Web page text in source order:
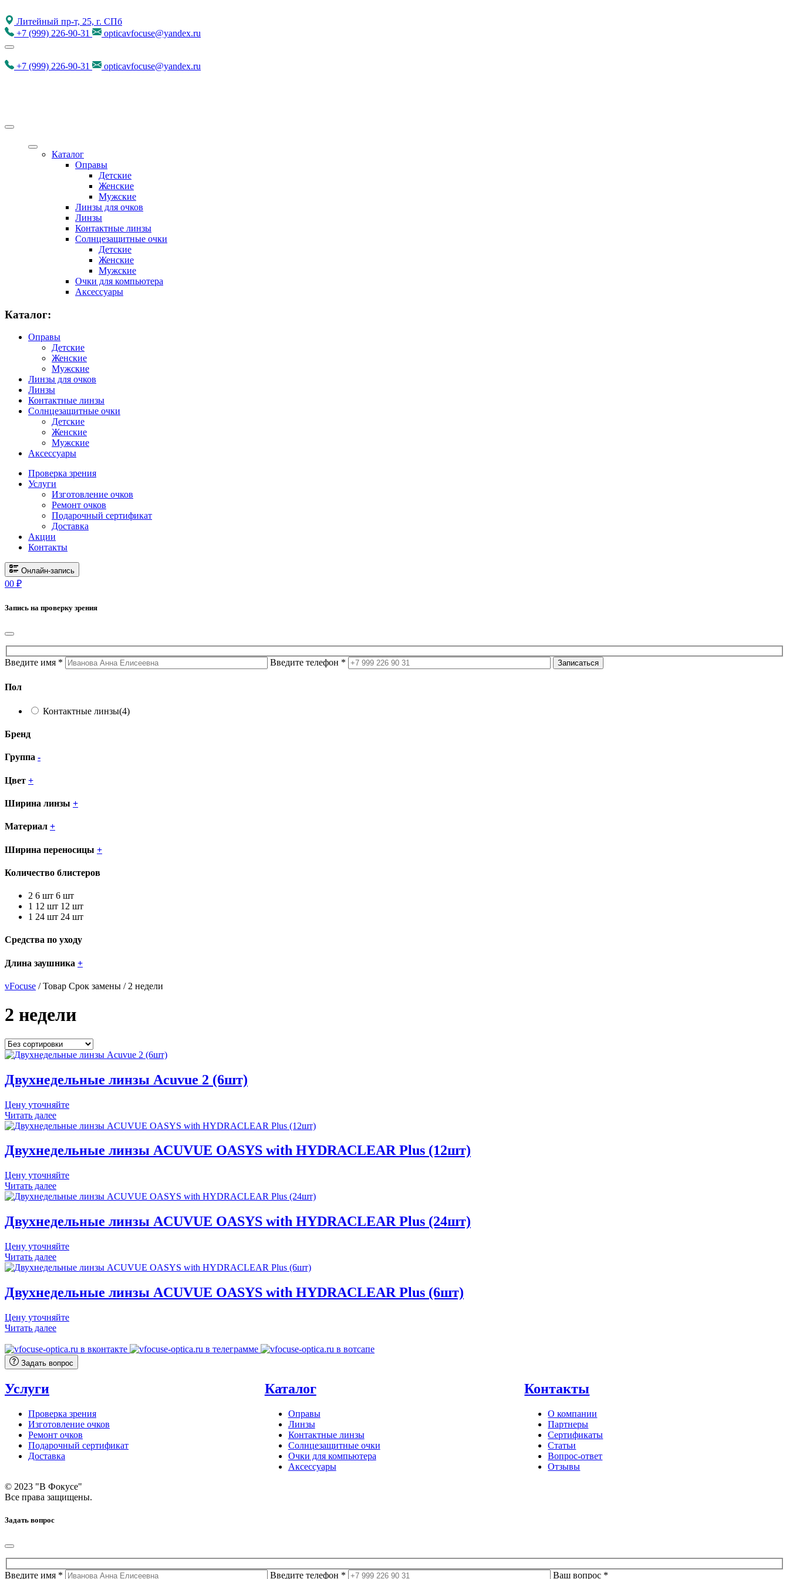
Литейный пр-т, 25, г. СПб
+7 (999) 226-90-31 opticavfocuse@yandex.ru
+7 (999) 226-90-31 opticavfocuse@yandex.ru
Каталог
Оправы
Детские
Женские
Мужские
Линзы для очков
Линзы
Контактные линзы
Солнцезащитные очки
Детские
Женские
Мужские
Очки для компьютера
Аксессуары
Каталог:
Оправы
Детские
Женские
Мужские
Линзы для очков
Линзы
Контактные линзы
Солнцезащитные очки
Детские
Женские
Мужские
Аксессуары
Проверка зрения
Услуги
Изготовление очков
Ремонт очков
Подарочный сертификат
Доставка
Акции
Контакты
Онлайн-запись
00 ₽
Запись на проверку зрения
Введите имя * Введите телефон * Записаться
Пол
Контактные линзы(4)
Бренд
Группа -
Цвет +
Ширина линзы +
Материал +
Ширина переносицы +
Количество блистеров
2 6 шт 6 шт
1 12 шт 12 шт
1 24 шт 24 шт
Средства по уходу
Длина заушника +
vFocuse / Товар Срок замены / 2 недели
2 недели
Двухнедельные линзы Acuvue 2 (6шт)
Цену уточняйте
Читать далее
Двухнедельные линзы ACUVUE OASYS with HYDRACLEAR Plus (12шт)
Цену уточняйте
Читать далее
Двухнедельные линзы ACUVUE OASYS with HYDRACLEAR Plus (24шт)
Цену уточняйте
Читать далее
Двухнедельные линзы ACUVUE OASYS with HYDRACLEAR Plus (6шт)
Цену уточняйте
Читать далее
Задать вопрос
Услуги
Проверка зрения
Изготовление очков
Ремонт очков
Подарочный сертификат
Доставка
Каталог
Оправы
Линзы
Контактные линзы
Солнцезащитные очки
Очки для компьютера
Аксессуары
Контакты
О компании
Партнеры
Сертификаты
Статьи
Вопрос-ответ
Отзывы
© 2023 "В Фокусе"
Все права защищены.
Задать вопрос
Введите имя * Введите телефон * Ваш вопрос *